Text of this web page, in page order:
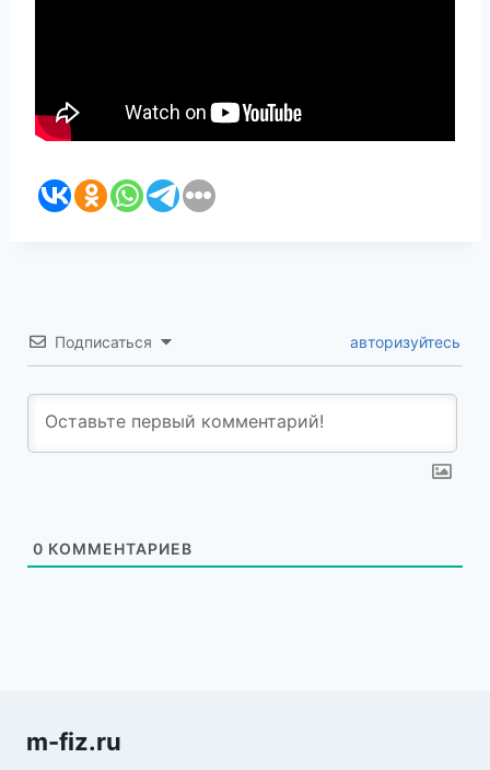
Подписаться авторизуйтесь
0 КОММЕНТАРИЕВ
m-fiz.ru